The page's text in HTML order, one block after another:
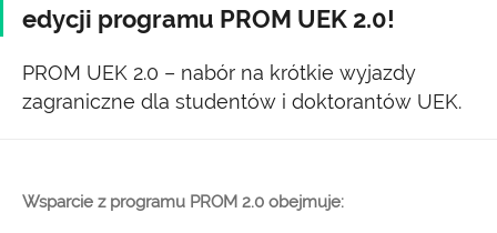
edycji programu PROM UEK 2.0!
PROM UEK 2.0 – nabór na krótkie wyjazdy
zagraniczne dla studentów i doktorantów UEK.
Wsparcie z programu PROM 2.0 obejmuje: